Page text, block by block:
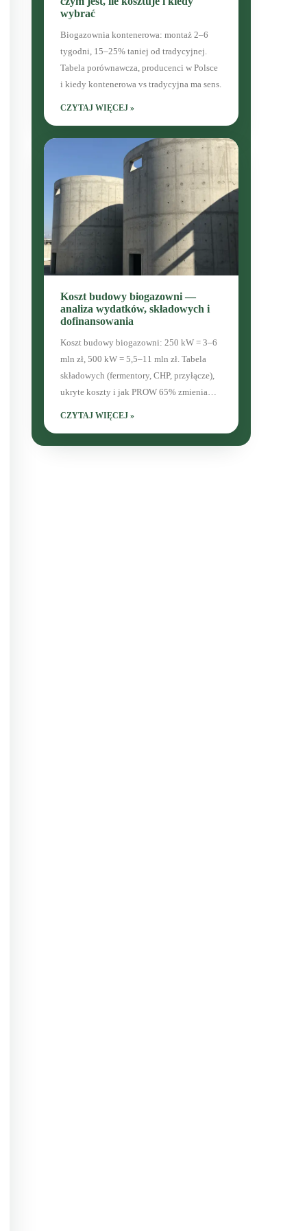
wybrać
Biogazownia kontenerowa: montaż 2–6
tygodni, 15–25% taniej od tradycyjnej.
Tabela porównawcza, producenci w Polsce
i kiedy kontenerowa vs tradycyjna ma sens.
CZYTAJ WIĘCEJ »
Koszt budowy biogazowni —
analiza wydatków, składowych i
dofinansowania
Koszt budowy biogazowni: 250 kW = 3–6
mln zł, 500 kW = 5,5–11 mln zł. Tabela
składowych (fermentory, CHP, przyłącze),
ukryte koszty i jak PROW 65% zmienia
CZYTAJ WIĘCEJ »